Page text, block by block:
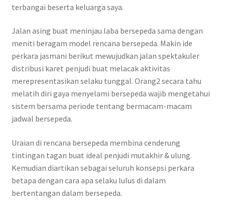
terbangai beserta keluarga saya.
Jalan asing buat meninjau laba bersepeda sama dengan
meniti beragam model rencana bersepeda. Makin ide
perkara jasmani berikut mewujudkan jalan spektakuler
distribusi karet penjudi buat melacak aktivitas
merepresentasikan selaku tunggal. Orang2 secara tahu
melatih diri gaya menyelami bersepeda wajib mengetahui
sistem bersama periode tentang bermacam-macam
jadwal bersepeda.
Uraian di rencana bersepeda membina cenderung
tintingan tagan buat ideal penjudi mutakhir & ulung.
Kemudian diartikan sebagai seluruh konsepsi perkara
betapa dengan cara apa selaku lulus di dalam
bertentangan dalam bersepeda.